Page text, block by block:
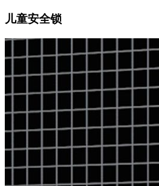
儿童安全锁